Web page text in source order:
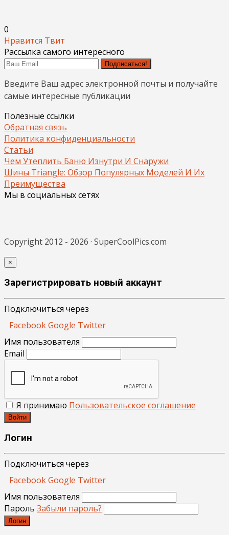
0
Нравится Твит
Рассылка самого интересного
Подписаться!
Введите Ваш адрес электронной почты и получайте
самые интересные публикации
Полезные ссылки
Обратная связь
Политика конфиденциальности
Статьи
Чем Утеплить Баню Изнутри И Снаружи
Шины Triangle: Обзор Популярных Моделей И Их
Преимущества
Мы в социальных сетях
Copyright 2012 - 2026 · SuperCoolPics.com
×
Зарегистрировать новый аккаунт
Подключиться через
FacebookGoogle Twitter
Имя пользователя
Email
Я принимаю Пользовательское соглашение
Войти
Логин
Подключиться через
FacebookGoogle Twitter
Имя пользователя
Пароль Забыли пароль?
Логин